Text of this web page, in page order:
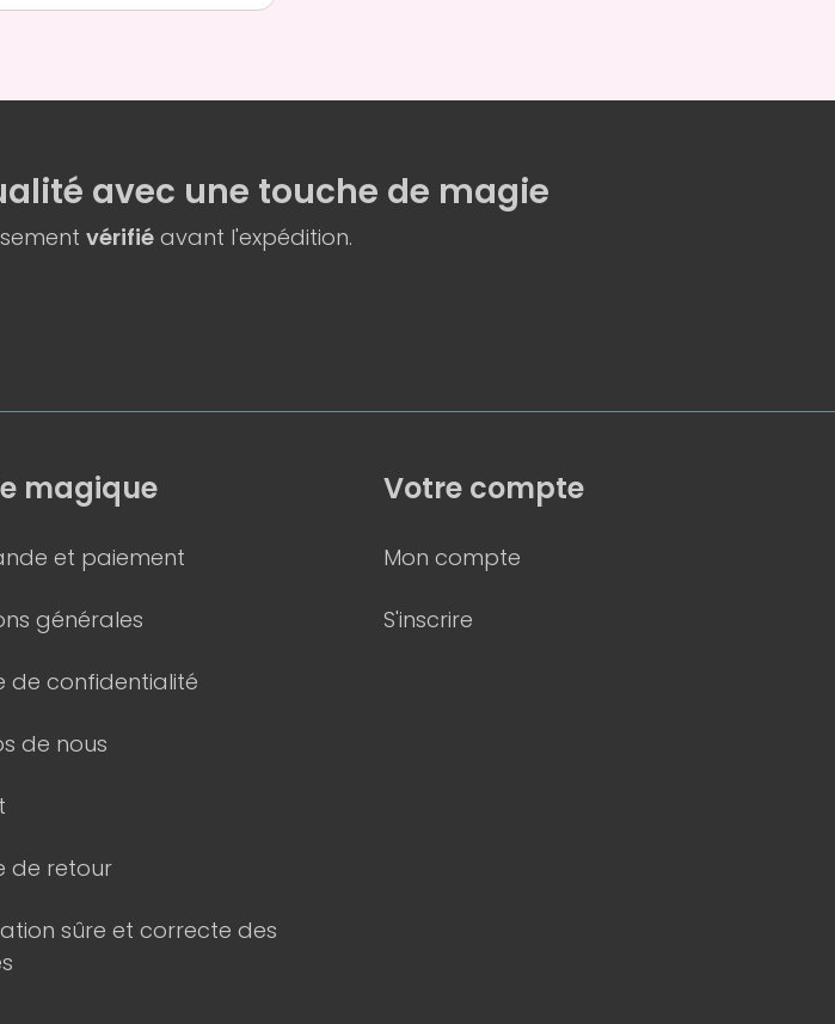
avec une touche de magie
vérifié avant l'expédition.
magique
et paiement
générales
de confidentialité
de nous
de retour
sûre et correcte des
Votre compte
Mon compte
S'inscrire